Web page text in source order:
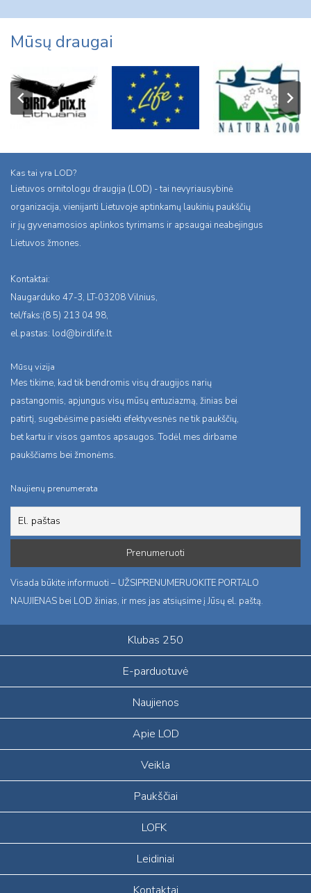
Mūsų draugai
Kas tai yra LOD?
Lietuvos ornitologu draugija (LOD) - tai nevyriausybinė
organizacija, vienijanti Lietuvoje aptinkamų laukinių paukščių
ir jų gyvenamosios aplinkos tyrimams ir apsaugai neabejingus
Lietuvos žmones.
Kontaktai:
Naugarduko 47-3, LT-03208 Vilnius,
tel/faks:(8 5) 213 04 98,
el.pastas: lod@birdlife.lt
Mūsų vizija
Mes tikime, kad tik bendromis visų draugijos narių
pastangomis, apjungus visų mūsų entuziazmą, žinias bei
patirtį, sugebėsime pasiekti efektyvesnės ne tik paukščių,
bet kartu ir visos gamtos apsaugos. Todėl mes dirbame
paukščiams bei žmonėms.
Naujienų prenumerata
Visada būkite informuoti – UŽSIPRENUMERUOKITE PORTALO
NAUJIENAS bei LOD žinias, ir mes jas atsiųsime į Jūsų el. paštą.
Klubas 250
E-parduotuvė
Naujienos
Apie LOD
Veikla
Paukščiai
LOFK
Leidiniai